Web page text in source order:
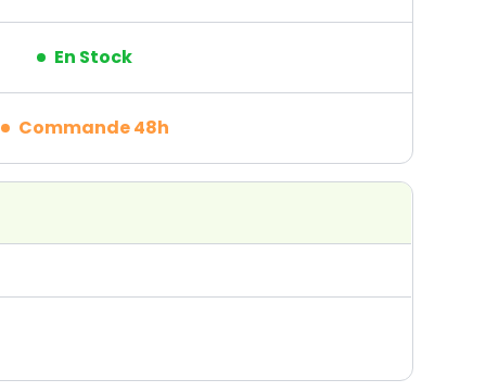
En Stock
Commande 48h